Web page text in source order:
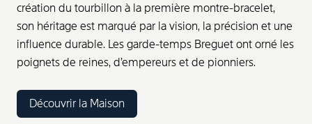
création du tourbillon à la première montre-bracelet,
son héritage est marqué par la vision, la précision et une
influence durable. Les garde-temps Breguet ont orné les
poignets de reines, d’empereurs et de pionniers.
Découvrir la Maison